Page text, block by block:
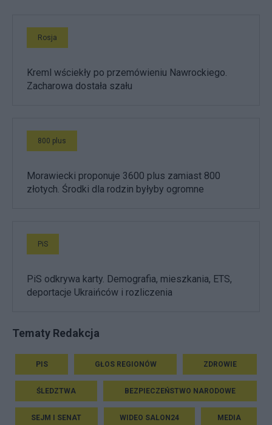
Rosja
Kreml wściekły po przemówieniu Nawrockiego.
Zacharowa dostała szału
800 plus
Morawiecki proponuje 3600 plus zamiast 800
złotych. Środki dla rodzin byłyby ogromne
PiS
PiS odkrywa karty. Demografia, mieszkania, ETS,
deportacje Ukraińców i rozliczenia
Tematy Redakcja
PIS GŁOS REGIONÓW ZDROWIE
ŚLEDZTWA BEZPIECZEŃSTWO NARODOWE
SEJM I SENAT WIDEO SALON24 MEDIA